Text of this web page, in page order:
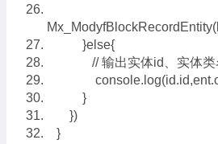
}else{
// 输出实体id、实体类
}
})
}